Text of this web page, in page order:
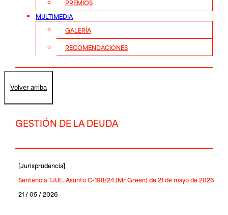
PREMIOS
MULTIMEDIA
GALERÍA
RECOMENDACIONES
Volver arriba
GESTIÓN DE LA DEUDA
[Jurisprudencia]
Sentencia TJUE. Asunto C-198/24 (Mr Green) de 21 de mayo de 2026
21 / 05 / 2026